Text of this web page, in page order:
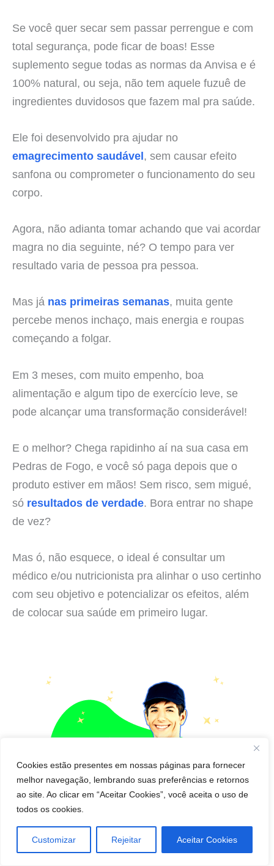
Cookies estão presentes em nossas páginas para fornecer
melhor navegação, lembrando suas preferências e retornos
ao site. Ao clicar em “Aceitar Cookies”, você aceita o uso de
todos os cookies.
Customizar Rejeitar Aceitar Cookies
Se você quer secar sem passar perrengue e com
total segurança, pode ficar de boas! Esse
suplemento segue todas as normas da Anvisa e é
100% natural, ou seja, não tem aquele fuzuê de
ingredientes duvidosos que fazem mal pra saúde.
Ele foi desenvolvido pra ajudar no
emagrecimento saudável, sem causar efeito
sanfona ou comprometer o funcionamento do seu
corpo.
Agora, não adianta tomar achando que vai acordar
magra no dia seguinte, né? O tempo para ver
resultado varia de pessoa pra pessoa.
Mas já nas primeiras semanas, muita gente
percebe menos inchaço, mais energia e roupas
começando a folgar.
Em 3 meses, com muito empenho, boa
alimentação e algum tipo de exercício leve, se
pode alcançar uma transformação considerável!
E o melhor? Chega rapidinho aí na sua casa em
Pedras de Fogo, e você só paga depois que o
produto estiver em mãos! Sem risco, sem migué,
só resultados de verdade. Bora entrar no shape
de vez?
Mas ó, não esquece, o ideal é consultar um
médico e/ou nutricionista pra alinhar o uso certinho
com seu objetivo e potencializar os efeitos, além
de colocar sua saúde em primeiro lugar.